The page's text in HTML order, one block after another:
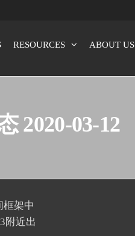
RESOURCES ABOUT US
2020-03-12
框架中
附近出